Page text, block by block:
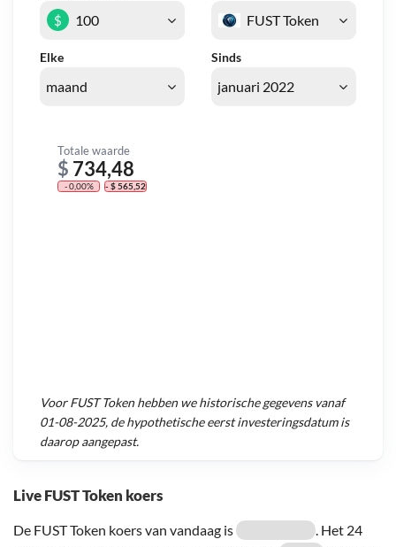
Live FUST Token koers
De FUST Token koers van vandaag is
. Het 24
Elke Sinds
$
Totale waarde
$ 734,48
- 0,00% - $ 565,52
VoorFUST Tokenhebben we historische gegevens vanaf
01-08-2025, de hypothetische eerst investeringsdatum is
daarop aangepast.